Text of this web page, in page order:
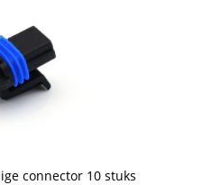
connector 10 stuks